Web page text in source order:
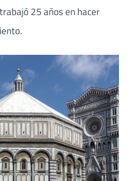
25 años en hacer